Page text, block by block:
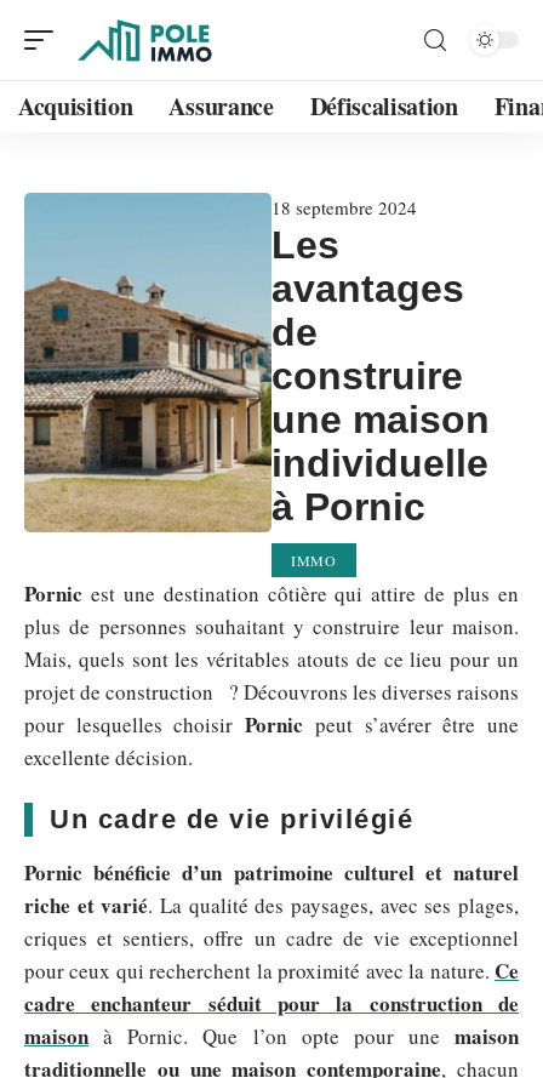
Acquisition Assurance Défiscalisation
18 septembre 2024
Les
avantages
de
construire
une maison
individuelle
à Pornic
IMMO
Pornic est une destination côtière qui attire de plus en
plus de personnes souhaitant y construire leur maison.
Mais, quels sont les véritables atouts de ce lieu pour un
projet de construction ? Découvrons les diverses raisons
pour lesquelles choisirPornic peut s’avérer être une
excellente décision.
Un cadre de vie privilégié
Pornic bénéficie d’un patrimoine culturel et naturel
riche et varié. La qualité des paysages, avec ses plages,
criques et sentiers, offre un cadre de vie exceptionnel
pour ceux qui recherchent la proximité avec la nature. Ce
cadre enchanteur séduit pour la construction de
maison à Pornic. Que l’on opte pour une maison
traditionnelle ou une maison contemporaine, chacun